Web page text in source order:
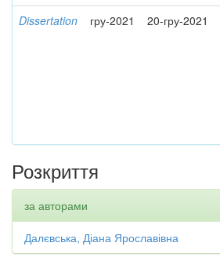
Dissertation гру-2021 20-гру-2021
Розкриття
за авторами
Далєвська, Діана Ярославівна